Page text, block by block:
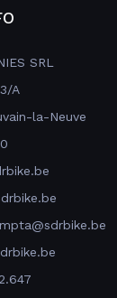
SRL
A
la-Neuve